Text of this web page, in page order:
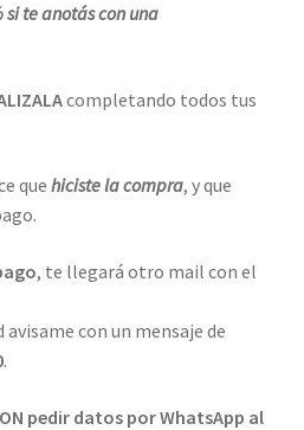
si te anotás con una
completando todos tus
quehiciste la compra, y que
, te llegará otro mail con el
con un mensaje de
.
pedir datos por WhatsApp al